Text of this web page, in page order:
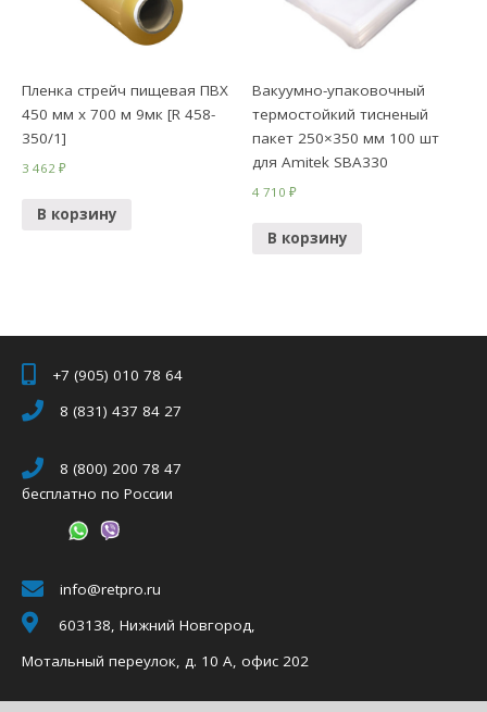
Пленка стрейч пищевая ПВХ
450 мм х 700 м 9мк [R 458-
350/1]
3 462₽
В корзину
Вакуумно-упаковочный
термостойкий тисненый
пакет 250×350 мм 100 шт
для Amitek SBA330
4 710₽
В корзину
+7 (905) 010 78 64
8 (831) 437 84 27
8 (800) 200 78 47
бесплатно по России
info@retpro.ru
603138, Нижний Новгород,
Мотальный переулок, д. 10 А, офис 202